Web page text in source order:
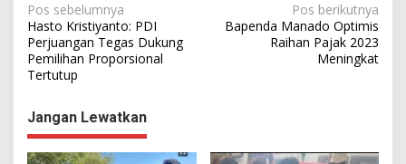
N
a
v
g
a
Pos sebelumnya
Hasto Kristiyanto: PDI
Perjuangan Tegas Dukung
Pemilihan Proporsional
Tertutup
Pos berikutnya
Bapenda Manado Optimis
Raihan Pajak 2023
Meningkat
Jangan Lewatkan